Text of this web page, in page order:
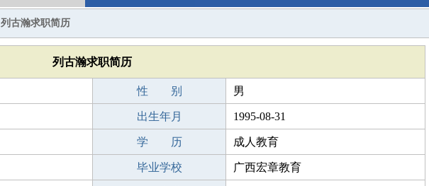
列古瀚求职简历
列古瀚求职简历
性 别 男
出生年月 1995-08-31
学 历 成人教育
毕业学校 广西宏章教育